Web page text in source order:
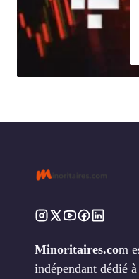
Minoritaires.com
indépendant dédié